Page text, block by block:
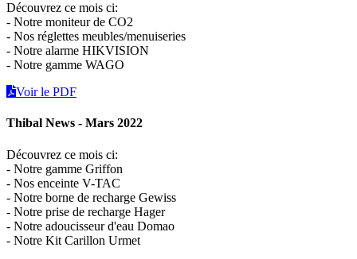
Découvrez ce mois ci:
- Notre moniteur de CO2
- Nos réglettes meubles/menuiseries
- Notre alarme HIKVISION
- Notre gamme WAGO
Voir le PDF
Thibal News - Mars 2022
Découvrez ce mois ci:
- Notre gamme Griffon
- Nos enceinte V-TAC
- Notre borne de recharge Gewiss
- Notre prise de recharge Hager
- Notre adoucisseur d'eau Domao
- Notre Kit Carillon Urmet